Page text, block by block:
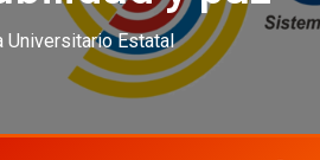
Universitario Estatal